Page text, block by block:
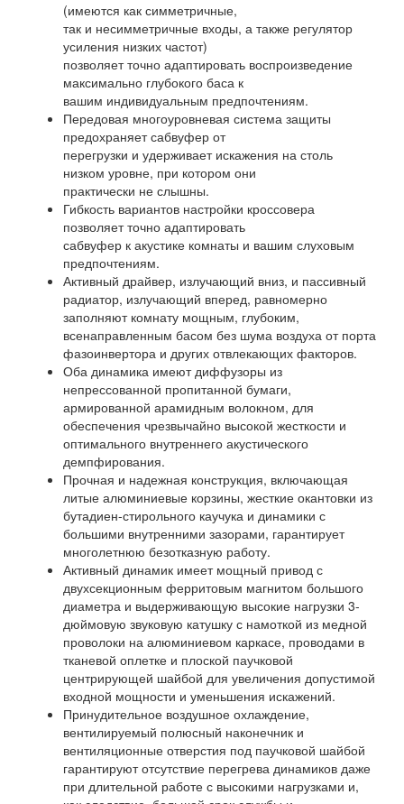
(имеются как симметричные,
так и несимметричные входы, а также регулятор
усиления низких частот)
позволяет точно адаптировать воспроизведение
максимально глубокого баса к
вашим индивидуальным предпочтениям.
Передовая многоуровневая система защиты
предохраняет сабвуфер от
перегрузки и удерживает искажения на столь
низком уровне, при котором они
практически не слышны.
Гибкость вариантов настройки кроссовера
позволяет точно адаптировать
сабвуфер к акустике комнаты и вашим слуховым
предпочтениям.
Активный драйвер, излучающий вниз, и пассивный
радиатор, излучающий вперед, равномерно
заполняют комнату мощным, глубоким,
всенаправленным басом без шума воздуха от порта
фазоинвертора и других отвлекающих факторов.
Оба динамика имеют диффузоры из
непрессованной пропитанной бумаги,
армированной арамидным волокном, для
обеспечения чрезвычайно высокой жесткости и
оптимального внутреннего акустического
демпфирования.
Прочная и надежная конструкция, включающая
литые алюминиевые корзины, жесткие окантовки из
бутадиен-стирольного каучука и динамики с
большими внутренними зазорами, гарантирует
многолетнюю безотказную работу.
Активный динамик имеет мощный привод с
двухсекционным ферритовым магнитом большого
диаметра и выдерживающую высокие нагрузки 3-
дюймовую звуковую катушку с намоткой из медной
проволоки на алюминиевом каркасе, проводами в
тканевой оплетке и плоской паучковой
центрирующей шайбой для увеличения допустимой
входной мощности и уменьшения искажений.
Принудительное воздушное охлаждение,
вентилируемый полюсный наконечник и
вентиляционные отверстия под паучковой шайбой
гарантируют отсутствие перегрева динамиков даже
при длительной работе с высокими нагрузками и,